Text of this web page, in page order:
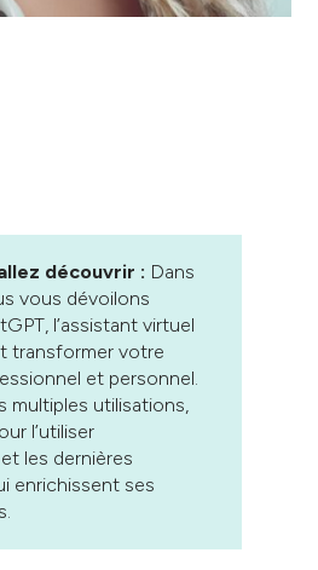
découvrir : Dans
vous dévoilons
l’assistant virtuel
transformer votre
et personnel.
multiples utilisations,
l’utiliser
les dernières
enrichissent ses